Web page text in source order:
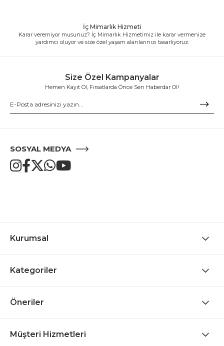
İç Mimarlık Hizmeti
Karar veremiyor musunuz? İç Mimarlık Hizmetimiz ile karar vermenize
yardımcı oluyor ve size özel yaşam alanlarınızı tasarlıyoruz.
Size Özel Kampanyalar
Hemen Kayıt Ol, Fırsatlarda Önce Sen Haberdar Ol!
SOSYAL MEDYA
Kurumsal
Kategoriler
Öneriler
Müşteri Hizmetleri